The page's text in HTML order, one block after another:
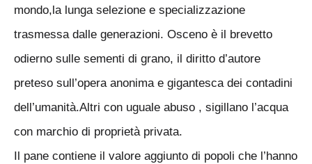
mondo,la lunga selezione e specializzazione
trasmessa dalle generazioni. Osceno è il brevetto
odierno sulle sementi di grano, il diritto d’autore
preteso sull’opera anonima e gigantesca dei contadini
dell’umanità.Altri con uguale abuso , sigillano l’acqua
con marchio di proprietà privata.
Il pane contiene il valore aggiunto di popoli che l’hanno